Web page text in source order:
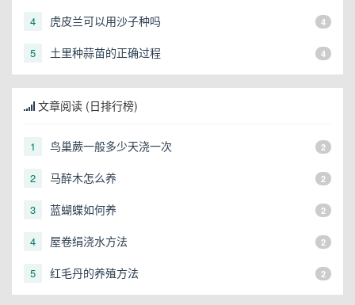
4 虎皮兰可以用沙子种吗 4
5 土里种蒜苗的正确过程 4
文章阅读 (日排行榜)
1 鸟巢蕨一般多少天浇一次 2
2 马醉木怎么养 2
3 蓝蝴蝶如何养 2
4 屋卷绢浇水方法 2
5 红毛丹的养殖方法 2